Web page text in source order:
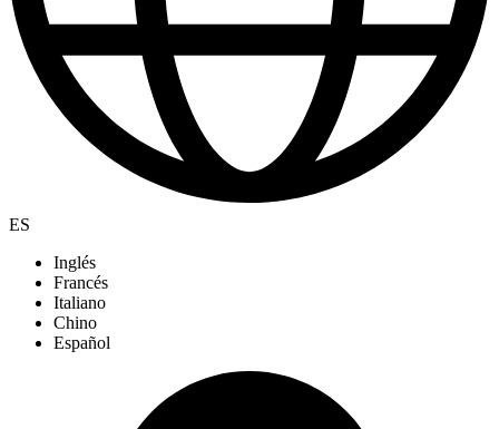
ES
Inglés
Francés
Italiano
Chino
Español